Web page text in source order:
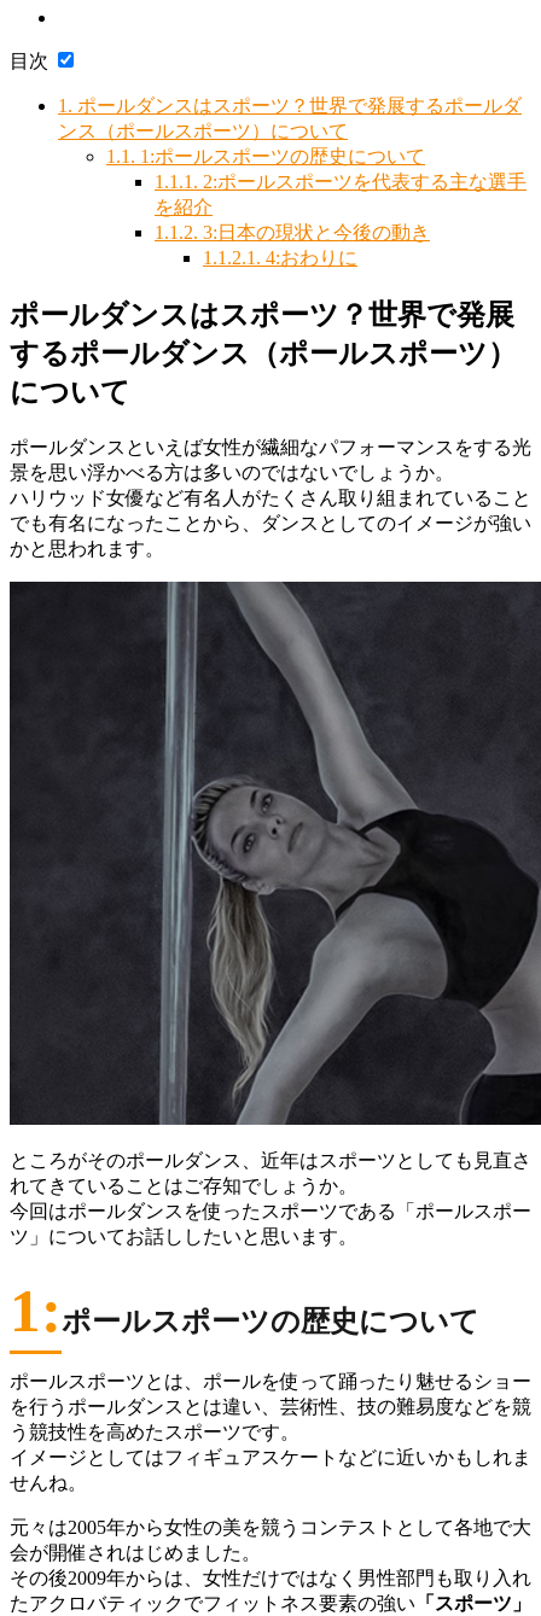
目次
1. ポールダンスはスポーツ？世界で発展するポールダ
ンス（ポールスポーツ）について
1.1. 1:ポールスポーツの歴史について
1.1.1. 2:ポールスポーツを代表する主な選手
を紹介
1.1.2. 3:日本の現状と今後の動き
1.1.2.1. 4:おわりに
ポールダンスはスポーツ？世界で発展
するポールダンス（ポールスポーツ）
について
ポールダンスといえば女性が繊細なパフォーマンスをする光
景を思い浮かべる方は多いのではないでしょうか。
ハリウッド女優など有名人がたくさん取り組まれていること
でも有名になったことから、ダンスとしてのイメージが強い
かと思われます。
ところがそのポールダンス、近年はスポーツとしても見直さ
れてきていることはご存知でしょうか。
今回はポールダンスを使ったスポーツである「ポールスポー
ツ」についてお話ししたいと思います。
1:ポールスポーツの歴史について
ポールスポーツとは、ポールを使って踊ったり魅せるショー
を行うポールダンスとは違い、芸術性、技の難易度などを競
う競技性を高めたスポーツです。
イメージとしてはフィギュアスケートなどに近いかもしれま
せんね。
元々は2005年から女性の美を競うコンテストとして各地で大
会が開催されはじめました。
その後2009年からは、女性だけではなく男性部門も取り入れ
たアクロバティックでフィットネス要素の強い 「スポーツ」